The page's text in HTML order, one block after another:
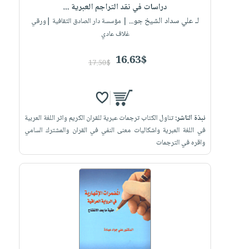
دراسات في نقد التراجم العبرية ...
لـ علي سداد الشيخ جو... | مؤسسة دار الصادق الثقافية |ورقي
غلاف عادي
16.63$
17.50$
نبذة الناشر:تناول الكتاب ترجمات عبرية للقران الكريم واثر اللغة العربية
في اللغة العبرية واشكاليات معنى النفي في القران والمشترك السامي
واقره في الترجمات